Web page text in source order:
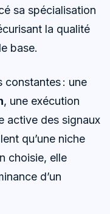
sa spécialisation
la qualité
base.
constantes : une
, une exécution
active des signaux
qu’une niche
choisie, elle
d’un